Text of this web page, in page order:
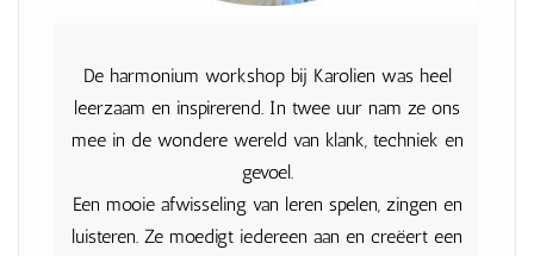
De harmonium workshop bij Karolien was heel
leerzaam en inspirerend. In twee uur nam ze ons
mee in de wondere wereld van klank, techniek en
gevoel.
Een mooie afwisseling van leren spelen, zingen en
luisteren. Ze moedigt iedereen aan en creëert een